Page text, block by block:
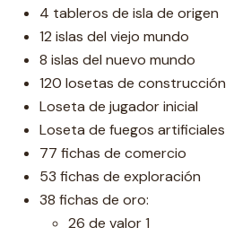
4 tableros de isla de origen
12 islas del viejo mundo
8 islas del nuevo mundo
120 losetas de construcción
Loseta de jugador inicial
Loseta de fuegos artificiales
77 fichas de comercio
53 fichas de exploración
38 fichas de oro:
26 de valor 1